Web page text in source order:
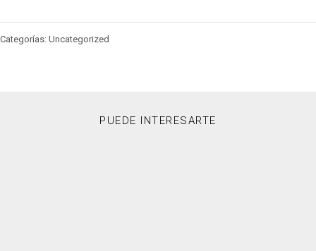
Categorías: Uncategorized
PUEDE INTERESARTE